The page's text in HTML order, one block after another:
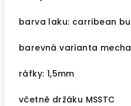
barva laku: carribean
barevná varianta
ráfky: 1,5mm
včetně držáku MSSTC